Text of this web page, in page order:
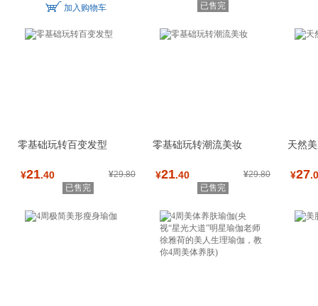
加入购物车
已售完
零基础玩转百变发型
¥21.40 ¥29.80
已售完
零基础玩转潮流美妆
¥21.40 ¥29.80
已售完
天然
¥27